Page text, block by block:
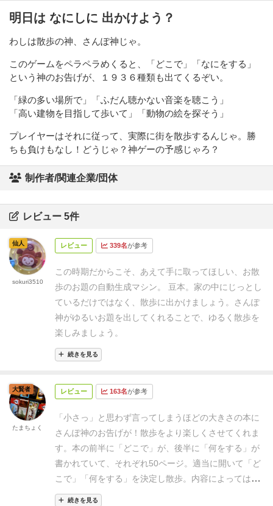
明日は なにしに 出かけよう？
わしは散歩の神、さんぽ神じゃ。
このゲームをペラペラめくると、「どこで」「なにをする」
という神のお告げが、１９３６種類も出てくるぞい。
「緑の多い場所で」「ふだん聴かない音楽を聴こう」
「高い建物を目指して歩いて」「動物の絵を探そう」
プレイヤーはそれに従って、実際に街を散歩するんじゃ。勝
ちも負けもなし！どうじゃ？神ゲーの予感じゃろ？
制作者/関連企業/団体
レビュー 5件
レビュー 339名が参考
この時期だからこそ、あえて手に取ってほしい、お散
歩のお題の自動生成マシン。 豆本。 家の中にじっとし
ているだけではなく、散歩に出かけましょう。さんぽ
神がゆるいお題を出してくれることで、ゆるく散歩を
楽しみましょう。
続きを見る
仙人
sokuri3510
レビュー 163名が参考
「小さっ」と思わず言ってしまうほどの大きさの本に
さんぽ神のお告げが！散歩をより楽しくさせてくれま
す。 本の前半に「どこで」が、後半に「何をする」が
書かれていて、それぞれ50ページ。適当に開いて「ど
こで」「何をする」を決定し散歩。内容によっては現
実的に難しいこともあるので、そういう場合は引き直
続きを見る
大賢者
たまちょく